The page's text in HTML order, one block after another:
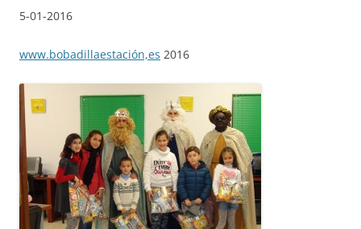
5-01-2016
www.bobadillaestación,es 2016